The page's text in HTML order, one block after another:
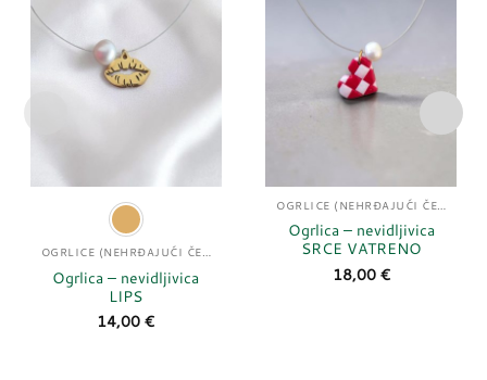
OGRLICE (NEHRĐAJUĆI ČELIK)
Ogrlica – nevidljivica
LIPS
14,00€
OGRLICE (NEHRĐAJUĆI ČELIK)
Ogrlica – nevidljivica
SRCE VATRENO
18,00 €